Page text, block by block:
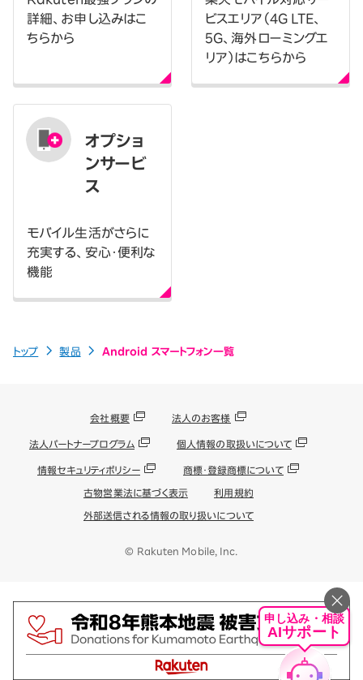
申し込み・相談
AIサポート
詳細、お申し込みはこ
ちらから
ビスエリア（4G LTE、
5G、海外ローミングエ
リア）はこちらから
オプショ
ンサービ
ス
モバイル生活がさらに
充実する、安心・便利な
機能
トップ 製品 Android スマートフォン一覧
会社概要 法人のお客様
法人パートナープログラム 個人情報の取扱いについて
情報セキュリティポリシー 商標・登録商標について
古物営業法に基づく表示 利用規約
外部送信される情報の取り扱いについて
© Rakuten Mobile, Inc.